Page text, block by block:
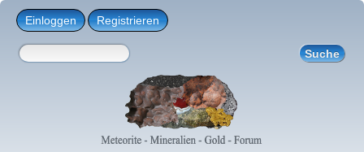
Einloggen Registrieren